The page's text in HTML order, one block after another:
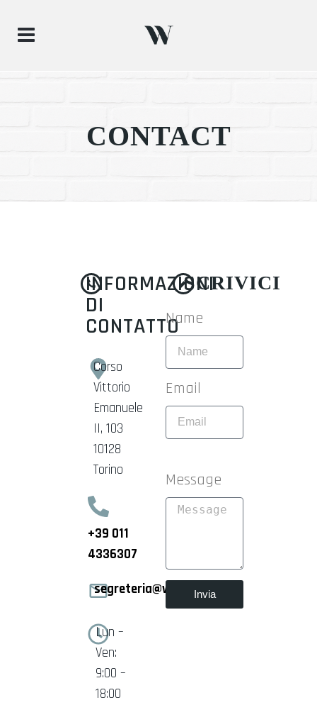
CONTACT
INFORMAZIONI
DI
CONTATTO
Corso
Vittorio
Emanuele
II, 103
10128
Torino
+39 011
4336307
segreteria@womblab.com
Lun –
Ven:
9:00 –
18:00
SCRIVICI
Name
Email
Message
Invia